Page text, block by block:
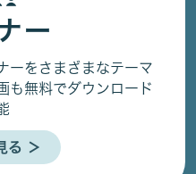
ー
ーをさまざまなテーマ
も無料でダウンロード
る ＞